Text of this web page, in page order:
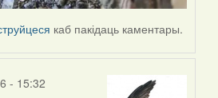
каб пакідаць каментары.
- 15:32